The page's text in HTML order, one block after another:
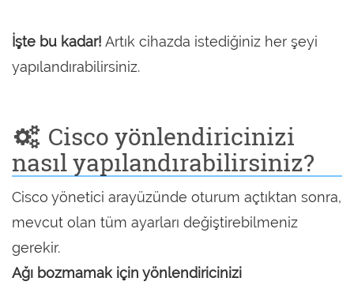
İşte bu kadar! Artık cihazda istediğiniz her şeyi
yapılandırabilirsiniz.
Cisco yönlendiricinizi
nasıl yapılandırabilirsiniz?
Cisco yönetici arayüzünde oturum açtıktan sonra,
mevcut olan tüm ayarları değiştirebilmeniz
gerekir.
Ağı bozmamak için yönlendiricinizi